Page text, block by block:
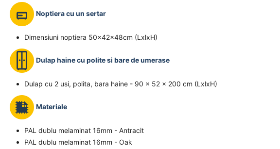
Noptiera cu un sertar
Dimensiuni noptiera 50x42x48cm (LxlxH)
Dulap haine cu polite si bare de umerase
Dulap cu 2 usi, polita, bara haine - 90 x 52 x 200 cm (LxlxH)
Materiale
PAL dublu melaminat 16mm - Antracit
PAL dublu melaminat 16mm - Oak